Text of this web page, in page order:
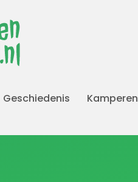
Geschiedenis Kamperen